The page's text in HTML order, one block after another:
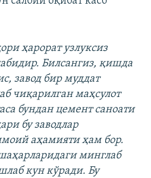
ҳарорат узлуксиз
Билсангиз, қишда
завод бир муддат
чиқарилган маҳсулот
бундан цемент саноати
бу заводлар
аҳамияти ҳам бор.
минглаб
кун кўради. Бу